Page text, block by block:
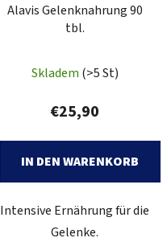
Alavis Gelenknahrung 90
tbl.
ist
1,0
von
Sternen.
Skladem (>5 St)
€25,90
IN DEN WARENKORB
Intensive Ernährung für die
Gelenke.